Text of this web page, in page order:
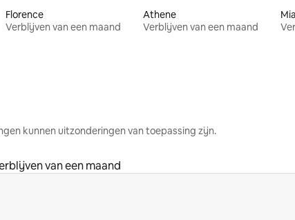
Florence
Verblijven van een maand
Athene
Verblijven van een maand
kunnen uitzonderingen van toepassing zijn.
van een maand